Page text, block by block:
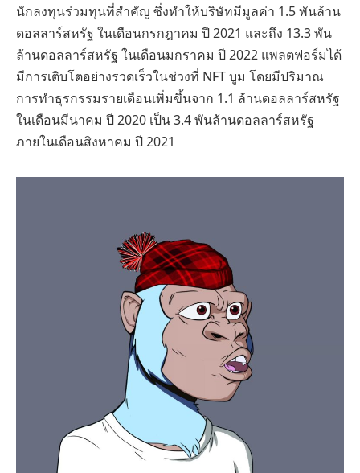
นักลงทุนร่วมทุนที่สำคัญ ซึ่งทำให้บริษัทมีมูลค่า 1.5 พันล้าน
ดอลลาร์สหรัฐ ในเดือนกรกฎาคม ปี 2021 และถึง 13.3 พัน
ล้านดอลลาร์สหรัฐ ในเดือนมกราคม ปี 2022 แพลตฟอร์มได้
มีการเติบโตอย่างรวดเร็วในช่วงที่ NFT บูม โดยมีปริมาณ
การทำธุรกรรมรายเดือนเพิ่มขึ้นจาก 1.1 ล้านดอลลาร์สหรัฐ
ในเดือนมีนาคม ปี 2020 เป็น 3.4 พันล้านดอลลาร์สหรัฐ
ภายในเดือนสิงหาคม ปี 2021